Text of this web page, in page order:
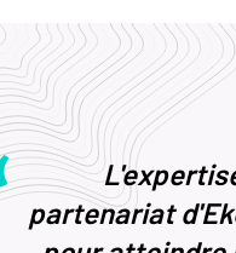
partenariat